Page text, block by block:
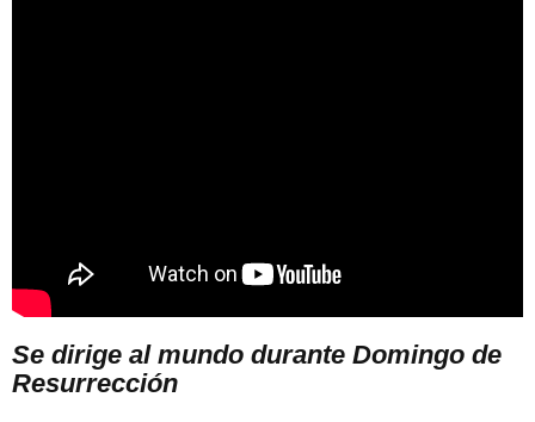
Se dirige al mundo durante Domingo de
Resurrección